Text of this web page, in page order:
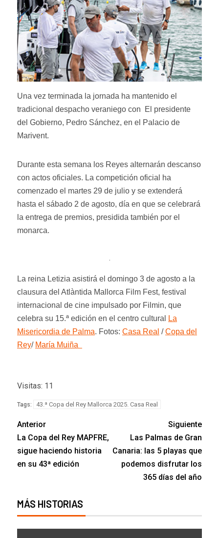
Una vez terminada la jornada ha mantenido el
tradicional despacho veraniego con El presidente
del Gobierno, Pedro Sánchez, en el Palacio de
Marivent.
Durante esta semana los Reyes alternarán descanso
con actos oficiales. La competición oficial ha
comenzado el martes 29 de julio y se extenderá
hasta el sábado 2 de agosto, día en que se celebrará
la entrega de premios, presidida también por el
monarca.
.
La reina Letizia asistirá el domingo 3 de agosto a la
clausura del Atlàntida Mallorca Film Fest, festival
internacional de cine impulsado por Filmin, que
celebra su 15.ª edición en el centro cultural
La
Misericordia de Palma. Fotos: Casa Real /Copa del
Rey/ María Muiña
Visitas: 11
Tags: 43.ª Copa del Rey Mallorca 2025. Casa Real
Anterior
La Copa del Rey MAPFRE,
sigue haciendo historia
en su 43ª edición
Siguiente
Las Palmas de Gran
Canaria: las 5 playas que
podemos disfrutar los
365 días del año
MÁS HISTORIAS